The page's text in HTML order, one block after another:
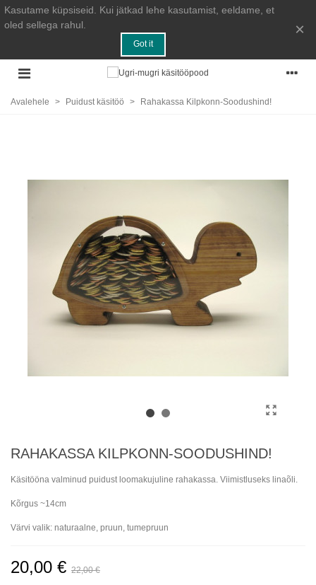
Kasutame küpsiseid. Kui jätkad lehe kasutamist, eeldame, et
oled sellega rahul.
Got it
×
Avalehele > Puidust käsitöö > Rahakassa Kilpkonn-Soodushind!
RAHAKASSA KILPKONN-SOODUSHIND!
Käsitööna valminud puidust loomakujuline rahakassa. Viimistluseks linaõli.
Kõrgus ~14cm
Värvi valik: naturaalne, pruun, tumepruun
20,00 € 22,00 €